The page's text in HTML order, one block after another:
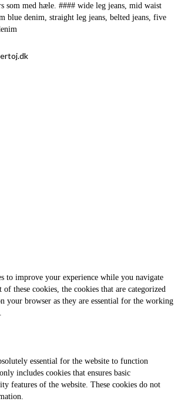
som med hæle. #### wide leg jeans, mid waist
blue denim, straight leg jeans, belted jeans, five
to improve your experience while you navigate
these cookies, the cookies that are categorized
your browser as they are essential for the working
essential for the website to function
includes cookies that ensures basic
features of the website. These cookies do not